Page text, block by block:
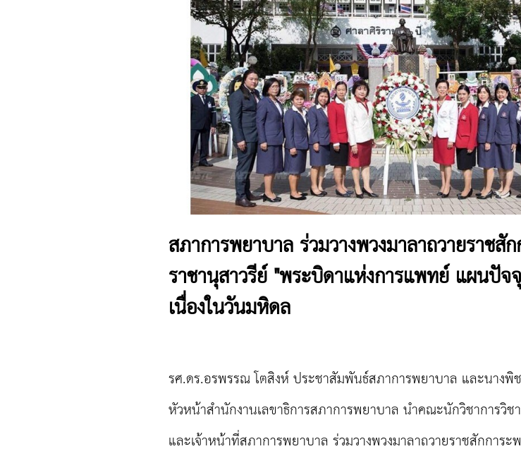
สภาการพยาบาล ร่วมวางพวงมาลาถวายราชสั
ราชานุสาวรีย์ "พระบิดาแห่งการแพทย์ แผนปัจ
เนื่องในวันมหิดล
รศ.ดร.อรพรรณ โตสิงห์ ประชาสัมพันธ์สภาการพยาบาล และนาง
หัวหน้าสำนักงานเลขาธิการสภาการพยาบาล นำคณะนักวิชาการวิ
และเจ้าหน้าที่สภาการพยาบาล ร่วมวางพวงมาลาถวายราชสักการะ